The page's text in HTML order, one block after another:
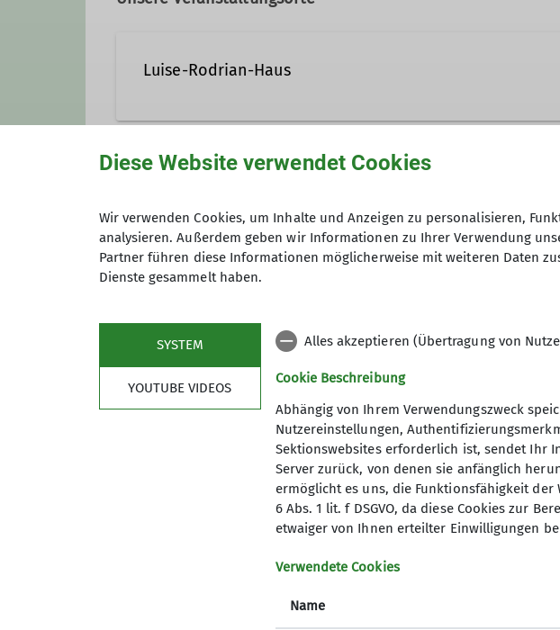
Luise-Rodrian-Haus
55595 Traisen
Vortrag
Diese Website verwendet Cookies
Wir verwenden Cookies, um Inhalte und Anzeigen zu personalisieren,
analysieren. Außerdem geben wir Informationen zu Ihrer Verwendung
Partner führen diese Informationen möglicherweise mit weiteren Daten
Dienste gesammelt haben.
SYSTEM
YOUTUBE VIDEOS
Alles akzeptieren (Übertragung von
Cookie Beschreibung
Abhängig von Ihrem Verwendungszweck
Nutzereinstellungen,
Sektionswebsites erforderlich ist, sendet Ihr
Server zurück, von denen sie anfänglich
ermöglicht es uns, die Funktionsfähigkeit
6 Abs. 1 lit. f DSGVO, da diese Cookies zur
etwaiger von Ihnen erteilter Einwilligungen
Verwendete Cookies
Name